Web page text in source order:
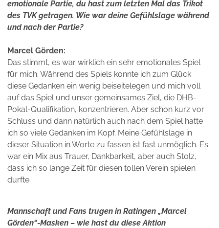
emotionale Partie, du hast zum letzten Mal das Trikot
des TVK getragen. Wie war deine Gefühlslage während
und nach der Partie?
Marcel Görden:
Das stimmt, es war wirklich ein sehr emotionales Spiel
für mich. Während des Spiels konnte ich zum Glück
diese Gedanken ein wenig beiseitelegen und mich voll
auf das Spiel und unser gemeinsames Ziel, die DHB-
Pokal-Qualifikation, konzentrieren. Aber schon kurz vor
Schluss und dann natürlich auch nach dem Spiel hatte
ich so viele Gedanken im Kopf. Meine Gefühlslage in
dieser Situation in Worte zu fassen ist fast unmöglich. Es
war ein Mix aus Trauer, Dankbarkeit, aber auch Stolz,
dass ich so lange Zeit für diesen tollen Verein spielen
durfte.
Mannschaft und Fans trugen in Ratingen „Marcel
Görden“-Masken – wie hast du diese Aktion